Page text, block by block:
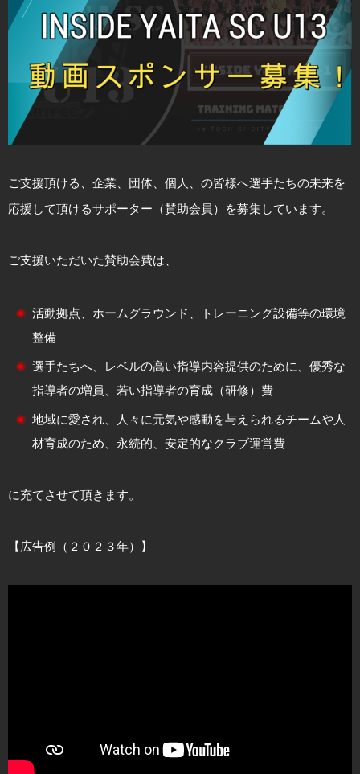
ご支援頂ける、企業、団体、個人、の皆様へ選手たちの未来を
応援して頂けるサポーター（賛助会員）を募集しています。
ご支援いただいた賛助会費は、
活動拠点、ホームグラウンド、トレーニング設備等の環境
整備
選手たちへ、レベルの高い指導内容提供のために、優秀な
指導者の増員、若い指導者の育成（研修）費
地域に愛され、人々に元気や感動を与えられるチームや人
材育成のため、永続的、安定的なクラブ運営費
に充てさせて頂きます。
【広告例（２０２３年）】